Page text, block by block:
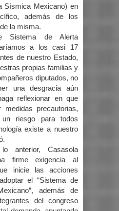
Sísmica Mexicano) en
además de los
la misma.
Sistema de Alerta
a los casi 17
de nuestro Estado,
propias familias y
diputados, no
una desgracia aún
reflexionar en que
medidas precautorias,
riesgo para todos
existe a nuestro
anterior, Casasola
firme exigencia al
inicie las acciones
el “Sistema de
además de
del congreso